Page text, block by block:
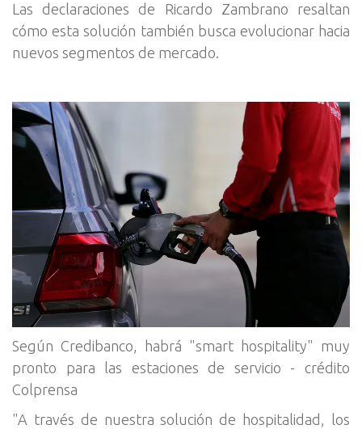
Las declaraciones de Ricardo Zambrano resaltan
cómo esta solución también busca evolucionar hacia
nuevos segmentos de mercado.
Según Credibanco, habrá "smart hospitality" muy
pronto para las estaciones de servicio - crédito
Colprensa
"A través de nuestra solución de hospitalidad, los